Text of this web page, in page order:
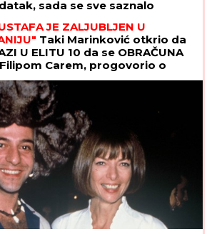
sada se sve saznalo
JE ZALJUBLJEN U
Taki Marinković otkrio da
U ELITU 10 da se OBRAČUNA
Carem, progovorio o
Maje i Asmina (VIDEO)